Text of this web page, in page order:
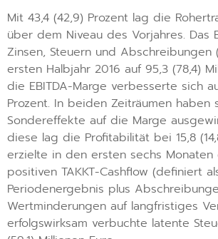
Mit 43,4 (42,9) Prozent lag die
über dem Niveau des Vorjahres. Das
Zinsen, Steuern und Abschreibungen
ersten Halbjahr 2016 auf 95,3 (78,4)
die EBITDA-Marge verbesserte sich
Prozent. In beiden Zeiträumen haben
Sondereffekte auf die Marge
diese lag die Profitabilität bei 15,8
erzielte in den ersten sechs Monaten
positiven TAKKT-Cashflow (definiert
Periodenergebnis plus
Wertminderungen auf langfristiges
erfolgswirksam verbuchte latente